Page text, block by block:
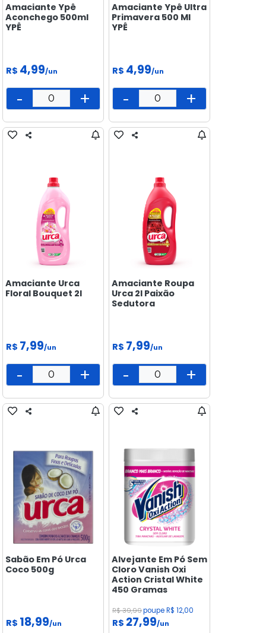
Amaciante Ypê
Aconchego 500ml
YPÊ
R$ 4,99/un
- +
Amaciante Ypê Ultra
Primavera 500 Ml
YPÊ
R$ 4,99/un
- +
Amaciante Urca
Floral Bouquet 2l
R$ 7,99/un
- +
Amaciante Roupa
Urca 2l Paixão
Sedutora
R$ 7,99/un
- +
Sabão Em Pó Urca
Coco 500g
R$ 18,99/un
Alvejante Em Pó Sem
Cloro Vanish Oxi
Action Cristal White
450 Gramas
R$ 39,99poupe R$ 12,00
R$ 27,99/un